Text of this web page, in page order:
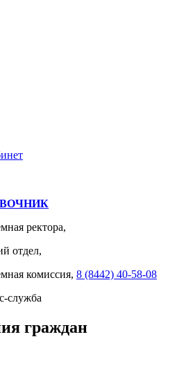
ректора,
отдел,
комиссия, 8 (8442) 40-58-08
служба
граждан